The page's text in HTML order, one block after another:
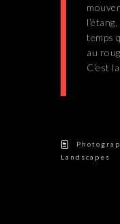
temps
au
C’est
Landscapes